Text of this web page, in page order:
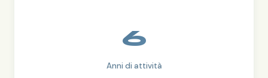
6
Anni di attività